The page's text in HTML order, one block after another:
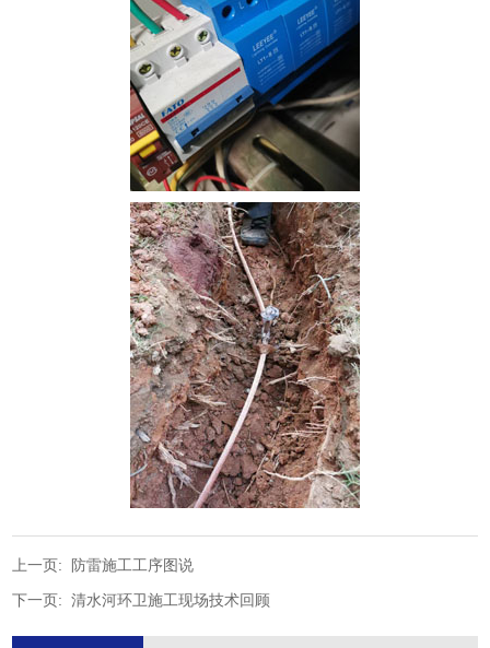
上一页:
防雷施工工序图说
下一页:清水河环卫施工现场技术回顾